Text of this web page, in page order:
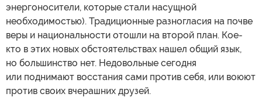
энергоносители, которые стали насущной
необходимостью). Традиционные разногласия на почве
веры и национальности отошли на второй план. Кое-
кто в этих новых обстоятельствах нашел общий язык,
но большинство нет. Недовольные сегодня
или поднимают восстания сами против себя, или воюют
против своих вчерашних друзей.